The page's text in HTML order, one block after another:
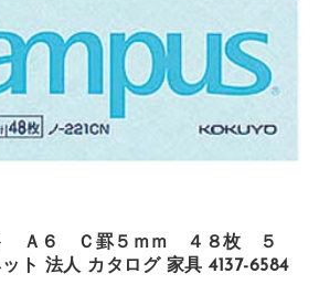
ト Ａ６ Ｃ罫５ｍｍ ４８枚 ５
ト 法人 カタログ 家具 4137-6584